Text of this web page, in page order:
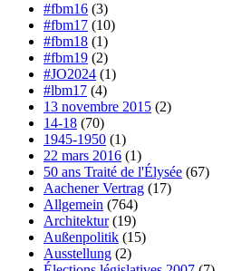
#fbm16 (3)
#fbm17 (10)
#fbm18 (1)
#fbm19 (2)
#JO2024 (1)
#lbm17 (4)
13 novembre 2015 (2)
14-18 (70)
1945-1950 (1)
22 mars 2016 (1)
50 ans Traité de l'Élysée (67)
Aachener Vertrag (17)
Allgemein (764)
Architektur(19)
Außenpolitik (15)
Ausstellung (2)